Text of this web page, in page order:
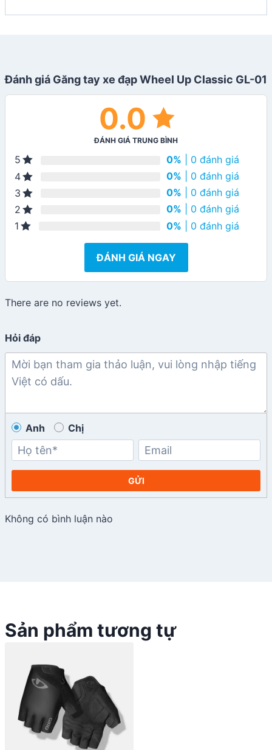
Đánh giá Găng tay xe đạp Wheel Up Classic GL-01
0.0
ĐÁNH GIÁ TRUNG BÌNH
5 0% | 0 đánh giá
4
0% | 0 đánh giá
3
0% | 0 đánh giá
2
0% | 0 đánh giá
1
0% | 0 đánh giá
ĐÁNH GIÁ NGAY
There are no reviews yet.
Hỏi đáp
Anh Chị
GỬI
Không có bình luận nào
Sản phẩm tương tự